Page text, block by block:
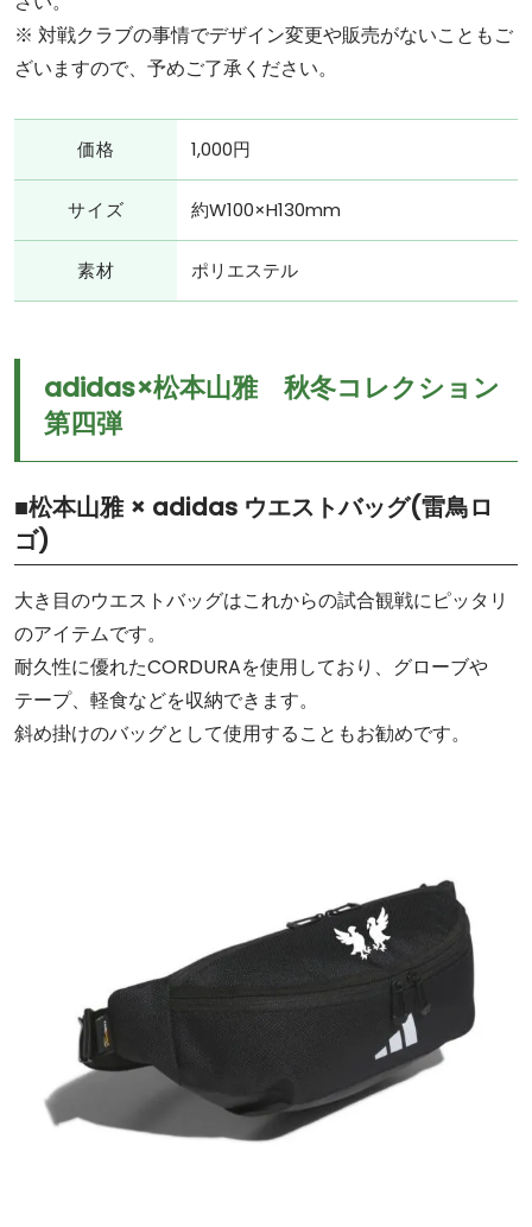
※ 対戦クラブの事情でデザイン変更や販売がないこともご
ざいますので、予めご了承ください。
価格 1,000円
サイズ 約W100×H130mm
素材 ポリエステル
adidas×松本山雅 秋冬コレクション
第四弾
■松本山雅 × adidas ウエストバッグ(雷鳥ロ
ゴ)
大き目のウエストバッグはこれからの試合観戦にピッタリ
のアイテムです。
耐久性に優れたCORDURAを使用しており、グローブや
テープ、軽食などを収納できます。
斜め掛けのバッグとして使用することもお勧めです。